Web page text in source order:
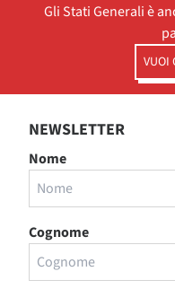
Gli Stati Generali è
VUOI
NEWSLETTER
Nome
Cognome